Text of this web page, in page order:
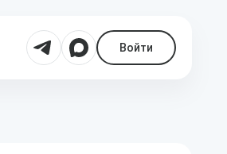
Войти